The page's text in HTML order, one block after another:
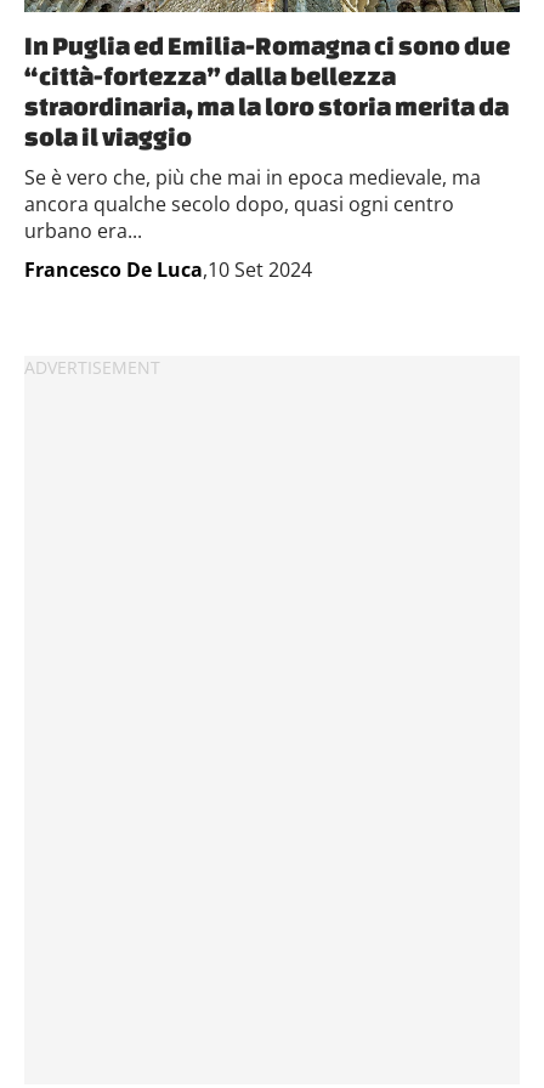
In Puglia ed Emilia-Romagna ci sono due
“città-fortezza” dalla bellezza
straordinaria, ma la loro storia merita da
sola il viaggio
Se è vero che, più che mai in epoca medievale, ma
ancora qualche secolo dopo, quasi ogni centro
urbano era...
Francesco De Luca,10 Set 2024